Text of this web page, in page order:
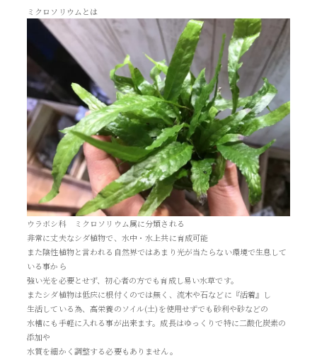
ミクロソリウムとは
ウラボシ科 ミクロソリウム属に分類される
非常に丈夫なシダ植物で、水中・水上共に育成可能
また陰性植物と言われる自然界ではあまり光が当たらない環境で生息して
いる事から
強い光を必要とせず、初心者の方でも育成し易い水草です。
またシダ植物は低床に根付くのでは無く、流木や石などに『活着』し
生活している為、高栄養のソイル(土)を使用せずでも砂利や砂などの
水槽にも手軽に入れる事が出来ます。成長はゆっくりで特に二酸化炭素の
添加や
水質を細かく調整する必要もありません。